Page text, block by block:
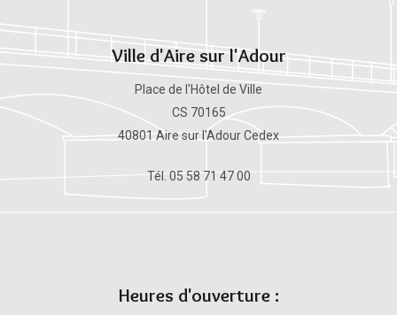
Ville d'Aire sur l'Adour
Place de l'Hôtel de Ville
CS 70165
40801 Aire sur l'Adour Cedex
Tél. 05 58 71 47 00
Heures d'ouverture :